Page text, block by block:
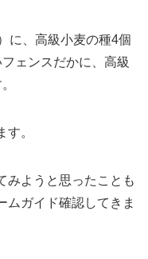
に、高級小麦の種4個
ェンスだかに、高級
。
みようと思ったことも
ムガイド確認してきま